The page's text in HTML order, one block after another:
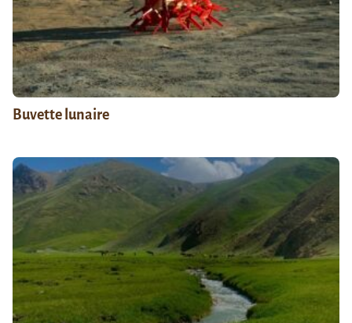
Buvette lunaire